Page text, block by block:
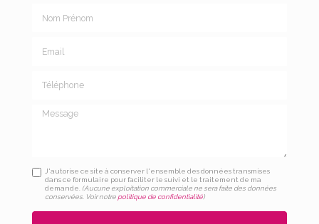
Message
J'autorise ce site à conserver l'ensemble des données transmises
dans ce formulaire pour faciliter le suivi et le traitement de ma
demande. (Aucune exploitation commerciale ne sera faite des données
conservées. Voir notre politique de confidentialité)